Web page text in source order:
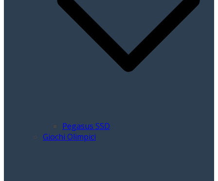
Pegasus SSD
Giochi Olimpici